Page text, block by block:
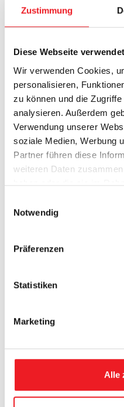
Zustimmung
Diese Webseite
Wir verwenden Cookies,
personalisieren,
zu können und die
analysieren. Außerdem
Verwendung unserer
soziale Medien, Werbung
Partner führen diese
weiteren Daten
haben oder die sie im
Notwendig
Präferenzen
Statistiken
Marketing
Alle
Allgemein
Mehr drin. Mehr
für WAREMA
Genießen Sie die
noch entspannter.
Beim Kauf einer
Terrea…
Mehr lesen